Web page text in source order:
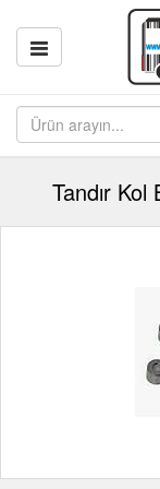
Tandır